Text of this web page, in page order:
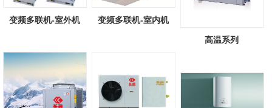
变频多联机-室外机 变频多联机-室内机
高温系列